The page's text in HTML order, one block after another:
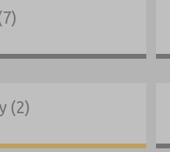
(2)